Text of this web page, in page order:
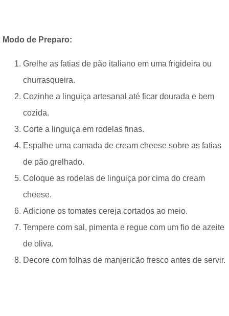
Modo de Preparo:
Grelhe as fatias de pão italiano em uma frigideira ou
churrasqueira.
Cozinhe a linguiça artesanal até ficar dourada e bem
cozida.
Corte a linguiça em rodelas finas.
Espalhe uma camada de cream cheese sobre as fatias
de pão grelhado.
Coloque as rodelas de linguiça por cima do cream
cheese.
Adicione os tomates cereja cortados ao meio.
Tempere com sal, pimenta e regue com um fio de azeite
de oliva.
Decore com folhas de manjericão fresco antes de servir.